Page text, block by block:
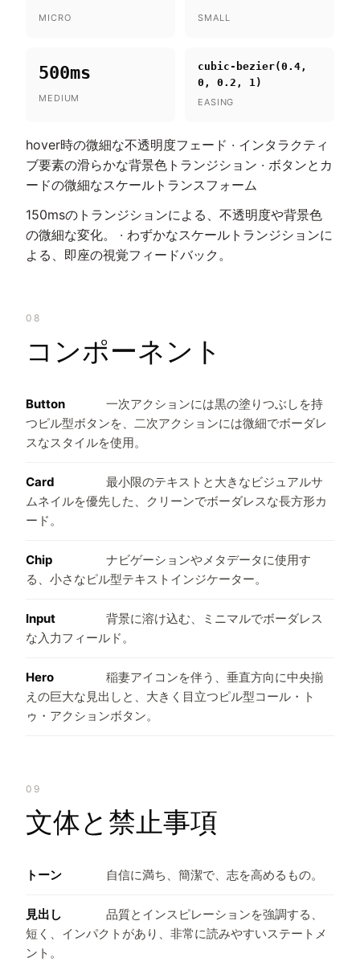
MICRO SMALL
500ms
MEDIUM
cubic-bezier(0.4,
0, 0.2, 1)
EASING
hover時の微細な不透明度フェード · インタラクティ
ブ要素の滑らかな背景色トランジション · ボタンとカ
ードの微細なスケールトランスフォーム
150msのトランジションによる、不透明度や背景色
の微細な変化。 · わずかなスケールトランジションに
よる、即座の視覚フィードバック。
08
コンポーネント
Button
一次アクションには黒の塗りつぶしを持
つピル型ボタンを、二次アクションには微細でボーダレ
スなスタイルを使用。
Card
最小限のテキストと大きなビジュアルサ
ムネイルを優先した、クリーンでボーダレスな長方形カ
ード。
Chip
ナビゲーションやメタデータに使用す
る、小さなピル型テキストインジケーター。
Input
背景に溶け込む、ミニマルでボーダレス
な入力フィールド。
Hero
稲妻アイコンを伴う、垂直方向に中央揃
えの巨大な見出しと、大きく目立つピル型コール・ト
ゥ・アクションボタン。
09
文体と禁止事項
トーン 自信に満ち、簡潔で、志を高めるもの。
見出し
品質とインスピレーションを強調する、
短く、インパクトがあり、非常に読みやすいステートメ
ント。